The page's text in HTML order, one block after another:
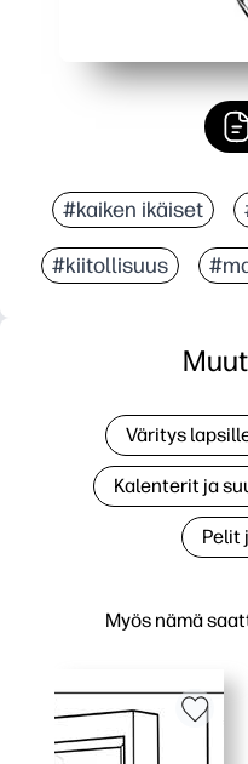
#kaiken ikäiset
#kiitollisuus
Myös nämä
Väritys
Kalenterit ja
Pelit